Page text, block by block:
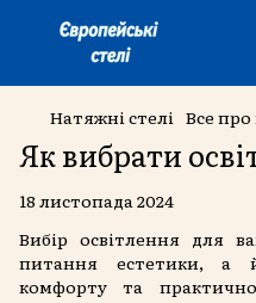
Натяжні стелі Все про
Як вибрати
18 листопада 2024
Вибір освітлення для
питання естетики, а
комфорту та